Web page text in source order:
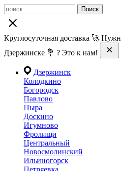
Поиск
Круглосуточная доставка 🚀
Дзержинске 💐 ? Это к нам!
Дзержинск
Колодкино
Богородск
Павлово
Пыра
Доскино
Игумново
Фролищи
Центральный
Новосмолинский
Ильиногорск
Петряевка